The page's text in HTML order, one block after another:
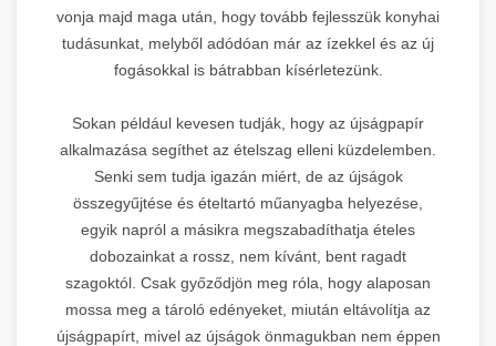
vonja majd maga után, hogy tovább fejlesszük konyhai
tudásunkat, melyből adódóan már az ízekkel és az új
fogásokkal is bátrabban kísérletezünk.
Sokan például kevesen tudják, hogy az újságpapír
alkalmazása segíthet az ételszag elleni küzdelemben.
Senki sem tudja igazán miért, de az újságok
összegyűjtése és ételtartó műanyagba helyezése,
egyik napról a másikra megszabadíthatja ételes
dobozainkat a rossz, nem kívánt, bent ragadt
szagoktól. Csak győződjön meg róla, hogy alaposan
mossa meg a tároló edényeket, miután eltávolítja az
újságpapírt, mivel az újságok önmagukban nem éppen